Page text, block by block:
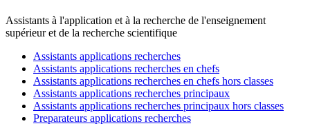
Assistants à l'application et à la recherche de l'enseignement
supérieur et de la recherche scientifique
Assistants applications recherches
Assistants applications recherches en chefs
Assistants applications recherches en chefs hors classes
Assistants applications recherches principaux
Assistants applications recherches principaux hors classes
Preparateurs applications recherches